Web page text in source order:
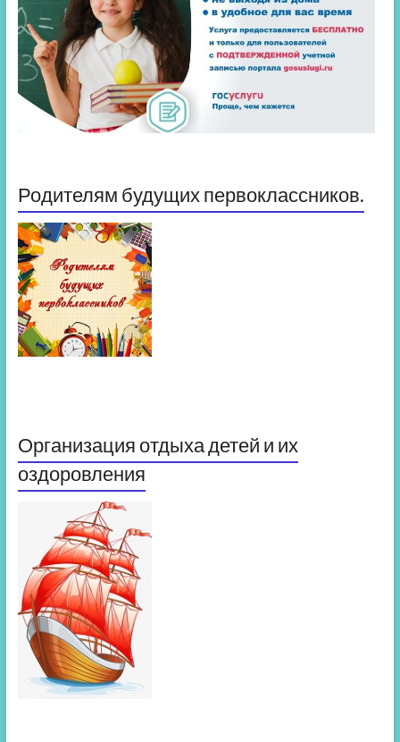
Родителям будущих первоклассников.
Организация отдыха детей и их
оздоровления